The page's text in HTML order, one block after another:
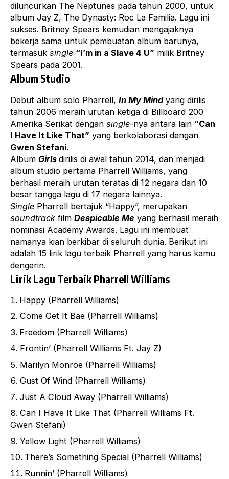
diluncurkan The Neptunes pada tahun 2000, untuk
album Jay Z, The Dynasty: Roc La Familia. Lagu ini
sukses. Britney Spears kemudian mengajaknya
bekerja sama untuk pembuatan album barunya,
termasuk single “I’m in a Slave 4 U” milik Britney
Spears pada 2001.
Album Studio
Debut album solo Pharrell, In My Mindyang dirilis
tahun 2006 meraih urutan ketiga di Billboard 200
Amerika Serikat dengan single-nya antara lain “Can
I Have It Like That” yang berkolaborasi dengan
Gwen Stefani.
Album Girls dirilis di awal tahun 2014, dan menjadi
album studio pertama Pharrell Williams, yang
berhasil meraih urutan teratas di 12 negara dan 10
besar tangga lagu di 17 negara lainnya.
Single Pharrell bertajuk “Happy”, merupakan
soundtrack film Despicable Me yang berhasil meraih
nominasi Academy Awards. Lagu ini membuat
namanya kian berkibar di seluruh dunia. Berikut ini
adalah 15 lirik lagu terbaik Pharrell yang harus kamu
dengerin.
Lirik Lagu Terbaik Pharrell Williams
Happy (Pharrell Williams)
Come Get It Bae (Pharrell Williams)
Freedom (Pharrell Williams)
Frontin’ (Pharrell Williams Ft. Jay Z)
Marilyn Monroe (Pharrell Williams)
Gust Of Wind (Pharrell Williams)
Just A Cloud Away (Pharrell Williams)
Can I Have It Like That (Pharrell Williams Ft.
Gwen Stefani)
Yellow Light (Pharrell Williams)
There’s Something Special (Pharrell Williams)
Runnin’ (Pharrell Williams)